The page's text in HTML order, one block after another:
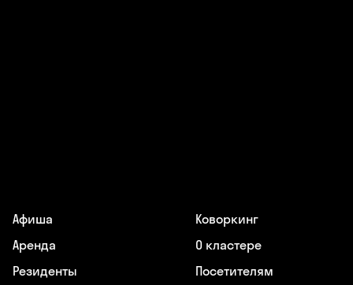
Афиша
Аренда
Резиденты
Коворкинг
О кластере
Посетителям